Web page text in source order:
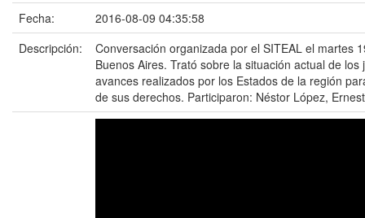
Fecha:
2016-08-09 04:35:58
Descripción:
Conversación organizada por el SITEAL el martes
Buenos Aires. Trató sobre la situación actual de
avances realizados por los Estados de la región
de sus derechos. Participaron: Néstor López,